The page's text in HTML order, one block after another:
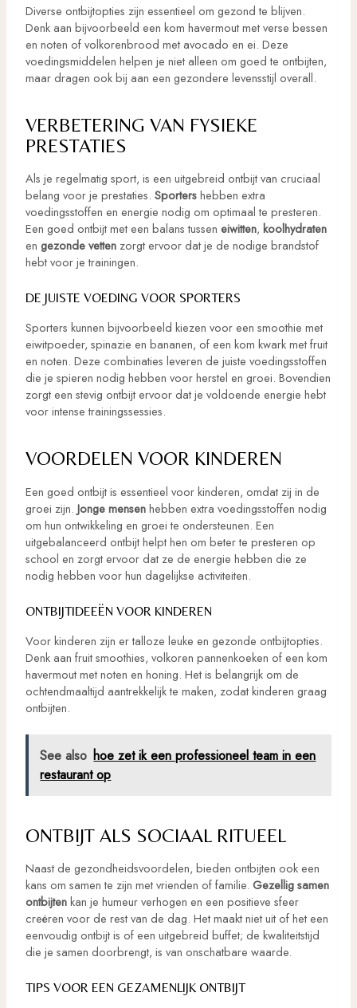
Diverse ontbijtopties zijn essentieel om gezond te blijven.
Denk aan bijvoorbeeld een kom havermout met verse bessen
en noten of volkorenbrood met avocado en ei. Deze
voedingsmiddelen helpen je niet alleen om goed te ontbijten,
maar dragen ook bij aan een gezondere levensstijl overall.
VERBETERING VAN FYSIEKE
PRESTATIES
Als je regelmatig sport, is een uitgebreid ontbijt van cruciaal
belang voor je prestaties. Sportershebben extra
voedingsstoffen en energie nodig om optimaal te presteren.
Een goed ontbijt met een balans tussen eiwitten, koolhydraten
en gezonde vettenzorgt ervoor dat je de nodige brandstof
hebt voor je trainingen.
DE JUISTE VOEDING VOOR SPORTERS
Sporters kunnen bijvoorbeeld kiezen voor een smoothie met
eiwitpoeder, spinazie en bananen, of een kom kwark met fruit
en noten. Deze combinaties leveren de juiste voedingsstoffen
die je spieren nodig hebben voor herstel en groei. Bovendien
zorgt een stevig ontbijt ervoor dat je voldoende energie hebt
voor intense trainingssessies.
VOORDELEN VOOR KINDEREN
Een goed ontbijt is essentieel voor kinderen, omdat zij in de
groei zijn. Jonge mensenhebben extra voedingsstoffen nodig
om hun ontwikkeling en groei te ondersteunen. Een
uitgebalanceerd ontbijt helpt hen om beter te presteren op
school en zorgt ervoor dat ze de energie hebben die ze
nodig hebben voor hun dagelijkse activiteiten.
ONTBIJTIDEEËN VOOR KINDEREN
Voor kinderen zijn er talloze leuke en gezonde ontbijtopties.
Denk aan fruit smoothies, volkoren pannenkoeken of een kom
havermout met noten en honing. Het is belangrijk om de
ochtendmaaltijd aantrekkelijk te maken, zodat kinderen graag
ontbijten.
See also hoe zet ik een professioneel team in een
restaurant op
ONTBIJT ALS SOCIAAL RITUEEL
Naast de gezondheidsvoordelen, bieden ontbijten ook een
kans om samen te zijn met vrienden of familie. Gezellig samen
ontbijtenkan je humeur verhogen en een positieve sfeer
creëren voor de rest van de dag. Het maakt niet uit of het een
eenvoudig ontbijt is of een uitgebreid buffet; de kwaliteitstijd
die je samen doorbrengt, is van onschatbare waarde.
TIPS VOOR EEN GEZAMENLIJK ONTBIJT